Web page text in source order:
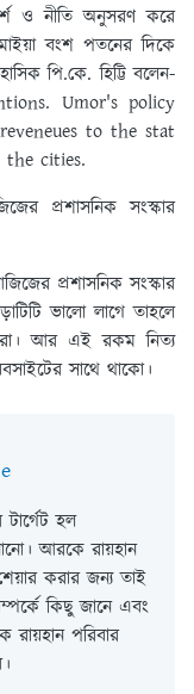
ও নীতি অনুসরণ করে
বংশ পতনের দিকে
পি.কে. হিট্টি বলেন-
Umor's policy
to the stat
the cities.
প্রশাসনিক সংস্কার
প্রশাসনিক সংস্কার
ভালো লাগে তাহলে
আর এই রকম নিত্য
সাথে থাকো।
হল
আরকে রায়হান
করার জন্য তাই
কিছু জানে এবং
পরিবার